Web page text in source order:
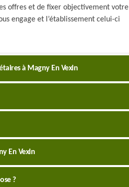
offres et de fixer objectivement votre
engage et l’établissement celui-ci
à Magny En Vexin
En Vexin
?